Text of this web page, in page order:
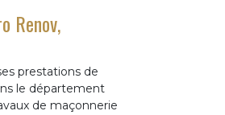
Renov,
prestations de
le département
de maçonnerie